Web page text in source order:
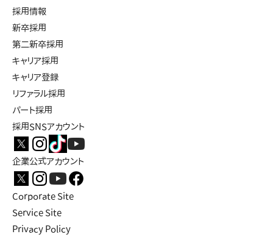
採用情報
新卒採用
第二新卒採用
キャリア採用
キャリア登録
リファラル採用
パート採用
採用SNSアカウント
企業公式アカウント
Corporate Site
Service Site
Privacy Policy